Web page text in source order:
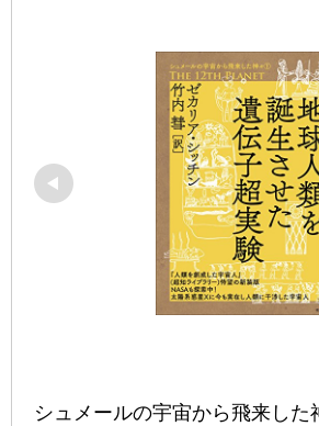
シュメールの宇宙から飛来した